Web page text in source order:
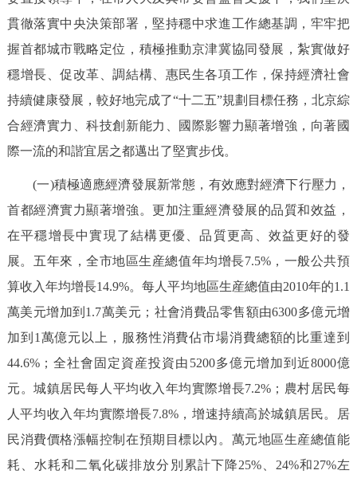
走進北京
北京概況 十六區概覽 人文北京
綠色北京 圖説北京 視頻北京
多語種
ENGLISH 한국어 日本語
ESPAÑOL العربية PORTUGUÊS
ITALIANO
貫徹落實中央決策部署，堅持穩中求進工作總基調，牢牢把
握首都城市戰略定位，積極推動京津冀協同發展，紮實做好
穩增長、促改革、調結構、惠民生各項工作，保持經濟社會
持續健康發展，較好地完成了“十二五”規劃目標任務，北京綜
合經濟實力、科技創新能力、國際影響力顯著增強，向著國
際一流的和諧宜居之都邁出了堅實步伐。
(一)積極適應經濟發展新常態，有效應對經濟下行壓力，
首都經濟實力顯著增強。更加注重經濟發展的品質和效益，
在平穩增長中實現了結構更優、品質更高、效益更好的發
展。五年來，全市地區生産總值年均增長7.5%，一般公共預
算收入年均增長14.9%。每人平均地區生産總值由2010年的1.1
萬美元增加到1.7萬美元；社會消費品零售額由6300多億元增
加到1萬億元以上，服務性消費佔市場消費總額的比重達到
44.6%；全社會固定資産投資由5200多億元增加到近8000億
元。城鎮居民每人平均收入年均實際增長7.2%；農村居民每
人平均收入年均實際增長7.8%，增速持續高於城鎮居民。居
民消費價格漲幅控制在預期目標以內。萬元地區生産總值能
耗、水耗和二氧化碳排放分別累計下降25%、24%和27%左